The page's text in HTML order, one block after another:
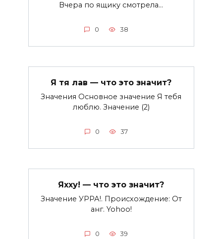
Вчера по ящику смотрела…
0 38
Я тя лав — что это значит?
Значения Основное значение Я тебя
люблю. Значение (2)
0 37
Яхху! — что это значит?
Значение УРРА!. Происхождение: От
анг. Yohoo!
0 39